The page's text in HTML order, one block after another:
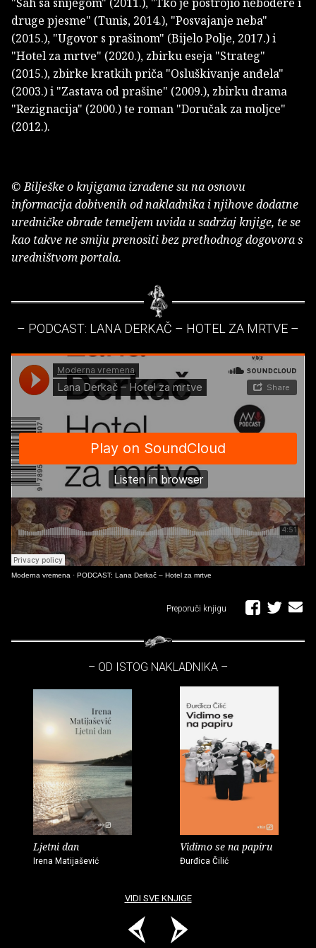
druge pjesme" (Tunis, 2014.), "Posvajanje neba"
(2015.), "Ugovor s prašinom" (Bijelo Polje, 2017.) i
"Hotel za mrtve" (2020.), zbirku eseja "Strateg"
(2015.), zbirke kratkih priča "Osluškivanje anđela"
(2003.) i "Zastava od prašine" (2009.), zbirku drama
"Rezignacija" (2000.) te roman "Doručak za moljce"
(2012.).
© Bilješke o knjigama izrađene su na osnovu
informacija dobivenih od nakladnika i njihove dodatne
uredničke obrade temeljem uvida u sadržaj knjige, te se
kao takve ne smiju prenositi bez prethodnog dogovora s
uredništvom portala.
– PODCAST: LANA DERKAČ – HOTEL ZA MRTVE –
Moderna vremena · PODCAST: Lana Derkač – Hotel za mrtve
Preporuči knjigu
– OD ISTOG NAKLADNIKA –
Ljetni dan
Irena Matijašević
Vidimo se na papiru
Đurđica Čilić
VIDI SVE KNJIGE